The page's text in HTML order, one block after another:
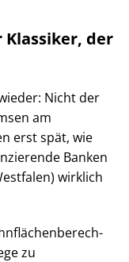
der
Nicht der
am
erst spät, wie
Banken
wirklich
zu